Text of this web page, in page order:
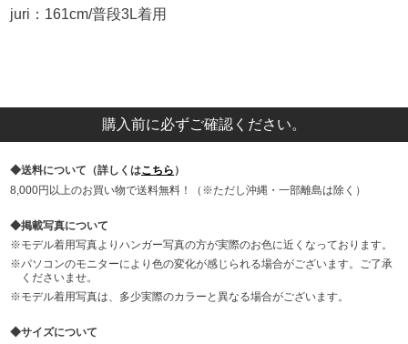
juri：161cm/普段3L着用
購入前に必ずご確認ください。
送料について（詳しくはこちら ）
8,000円以上のお買い物で送料無料！（※ただし沖縄・一部離島は除く）
掲載写真について
モデル着用写真よりハンガー写真の方が実際のお色に近くなっております。
パソコンのモニターにより色の変化が感じられる場合がございます。ご了承
くださいませ。
モデル着用写真は、多少実際のカラーと異なる場合がございます。
サイズについて